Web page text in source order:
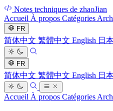
Notes techniques de zhaoJian
Accueil À propos Catégories
FR
简体中文 繁體中文 English 日
FR
简体中文 繁體中文 English 日
Accueil À propos Catégories